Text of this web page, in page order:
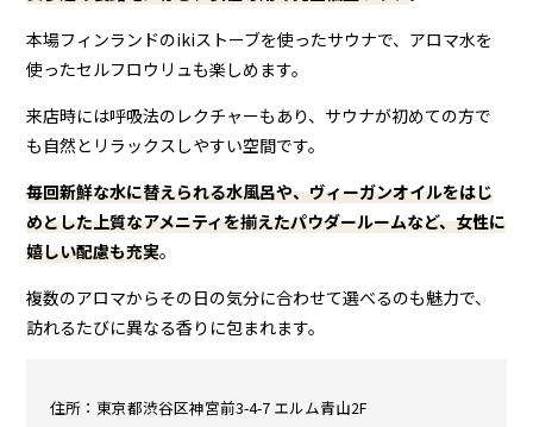
本場フィンランドのikiストーブを使ったサウナで、アロマ水を
使ったセルフロウリュも楽しめます。
来店時には呼吸法のレクチャーもあり、サウナが初めての方で
も自然とリラックスしやすい空間です。
毎回新鮮な水に替えられる水風呂や、ヴィーガンオイルをはじ
めとした上質なアメニティを揃えたパウダールームなど、女性に
嬉しい配慮も充実。
複数のアロマからその日の気分に合わせて選べるのも魅力で、
訪れるたびに異なる香りに包まれます。
住所：東京都渋谷区神宮前3-4-7 エルム青山2F